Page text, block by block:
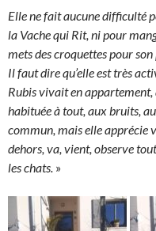
Elle ne fait aucune difficulté
la Vache qui Rit, ni pour
mets des croquettes pour
Il faut dire qu’elle est très
Rubis vivait en appartement,
habituée à tout, aux bruits,
commun, mais elle apprécie
dehors, va, vient, observe
les chats. »